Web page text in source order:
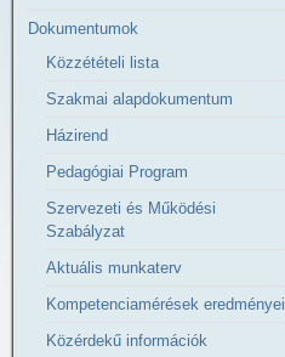
Dokumentumok
Közzétételi lista
Szakmai alapdokumentum
Házirend
Pedagógiai Program
Szervezeti és Működési
Szabályzat
Aktuális munkaterv
Kompetenciamérések eredményei
Közérdekű információk